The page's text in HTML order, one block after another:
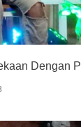
Dengan